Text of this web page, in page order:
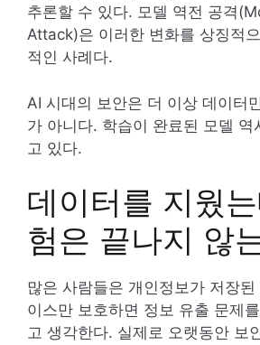
추론할 수 있다. 모델 역전 공격
Attack)은 이러한 변화를 상징적
적인 사례다.
AI 시대의 보안은 더 이상 데이터
가 아니다. 학습이 완료된 모델 역
고 있다.
데이터를 지웠
험은 끝나지 않
많은 사람들은 개인정보가 저장된
이스만 보호하면 정보 유출 문제
고 생각한다. 실제로 오랫동안 보